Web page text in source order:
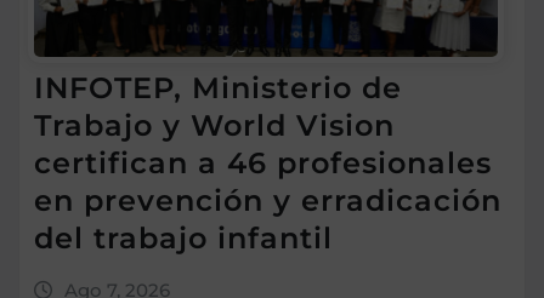
INFOTEP, Ministerio de
Trabajo y World Vision
certifican a 46 profesionales
en prevención y erradicación
del trabajo infantil
Ago 7, 2026